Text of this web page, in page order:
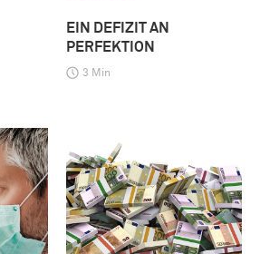
EIN DEFIZIT AN
PERFEKTION
3 Min